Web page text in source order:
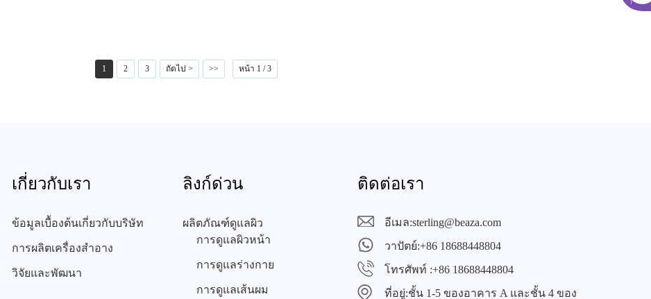
1 2 3 ถัดไป > >> หน้า 1 / 3
เกี่ยวกับเรา
ข้อมูลเบื้องต้นเกี่ยวกับบริษัท
การผลิตเครื่องสำอาง
วิจัยและพัฒนา
ลิงก์ด่วน
ผลิตภัณฑ์ดูแลผิว
การดูแลผิวหน้า
การดูแลร่างกาย
การดูแลเส้นผม
ติดต่อเรา
อีเมล:sterling@beaza.com
วาปัตย์:+86 18688448804
โทรศัพท์ :+86 18688448804
ที่อยู่:ชั้น 1-5 ของอาคาร A และชั้น 4 ของ